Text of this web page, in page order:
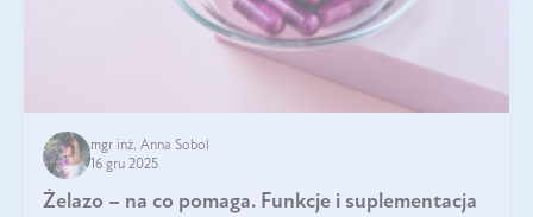
mgr inż. Anna Sobol
16 gru 2025
Żelazo – na co pomaga. Funkcje i suplementacja